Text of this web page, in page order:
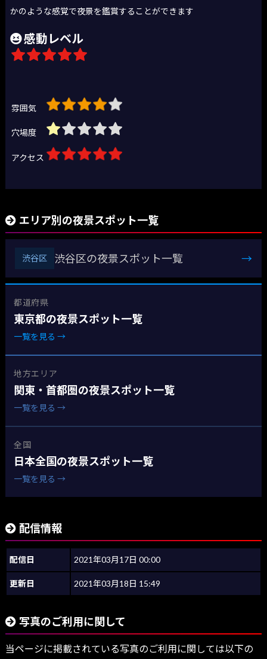
かのような感覚で夜景を鑑賞することができます
感動レベル
雰囲気
穴場度
アクセス
エリア別の夜景スポット一覧
渋谷区 渋谷区の夜景スポット一覧 →
都道府県
東京都の夜景スポット一覧
一覧を見る →
地方エリア
関東・首都圏の夜景スポット一覧
一覧を見る →
全国
日本全国の夜景スポット一覧
一覧を見る →
配信情報
配信日 2021年03月17日 00:00
更新日 2021年03月18日 15:49
写真のご利用に関して
当ページに掲載されている写真のご利用に関しては以下の